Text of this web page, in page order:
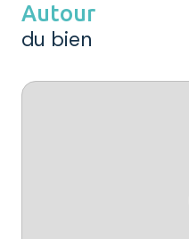
Autour
du bien